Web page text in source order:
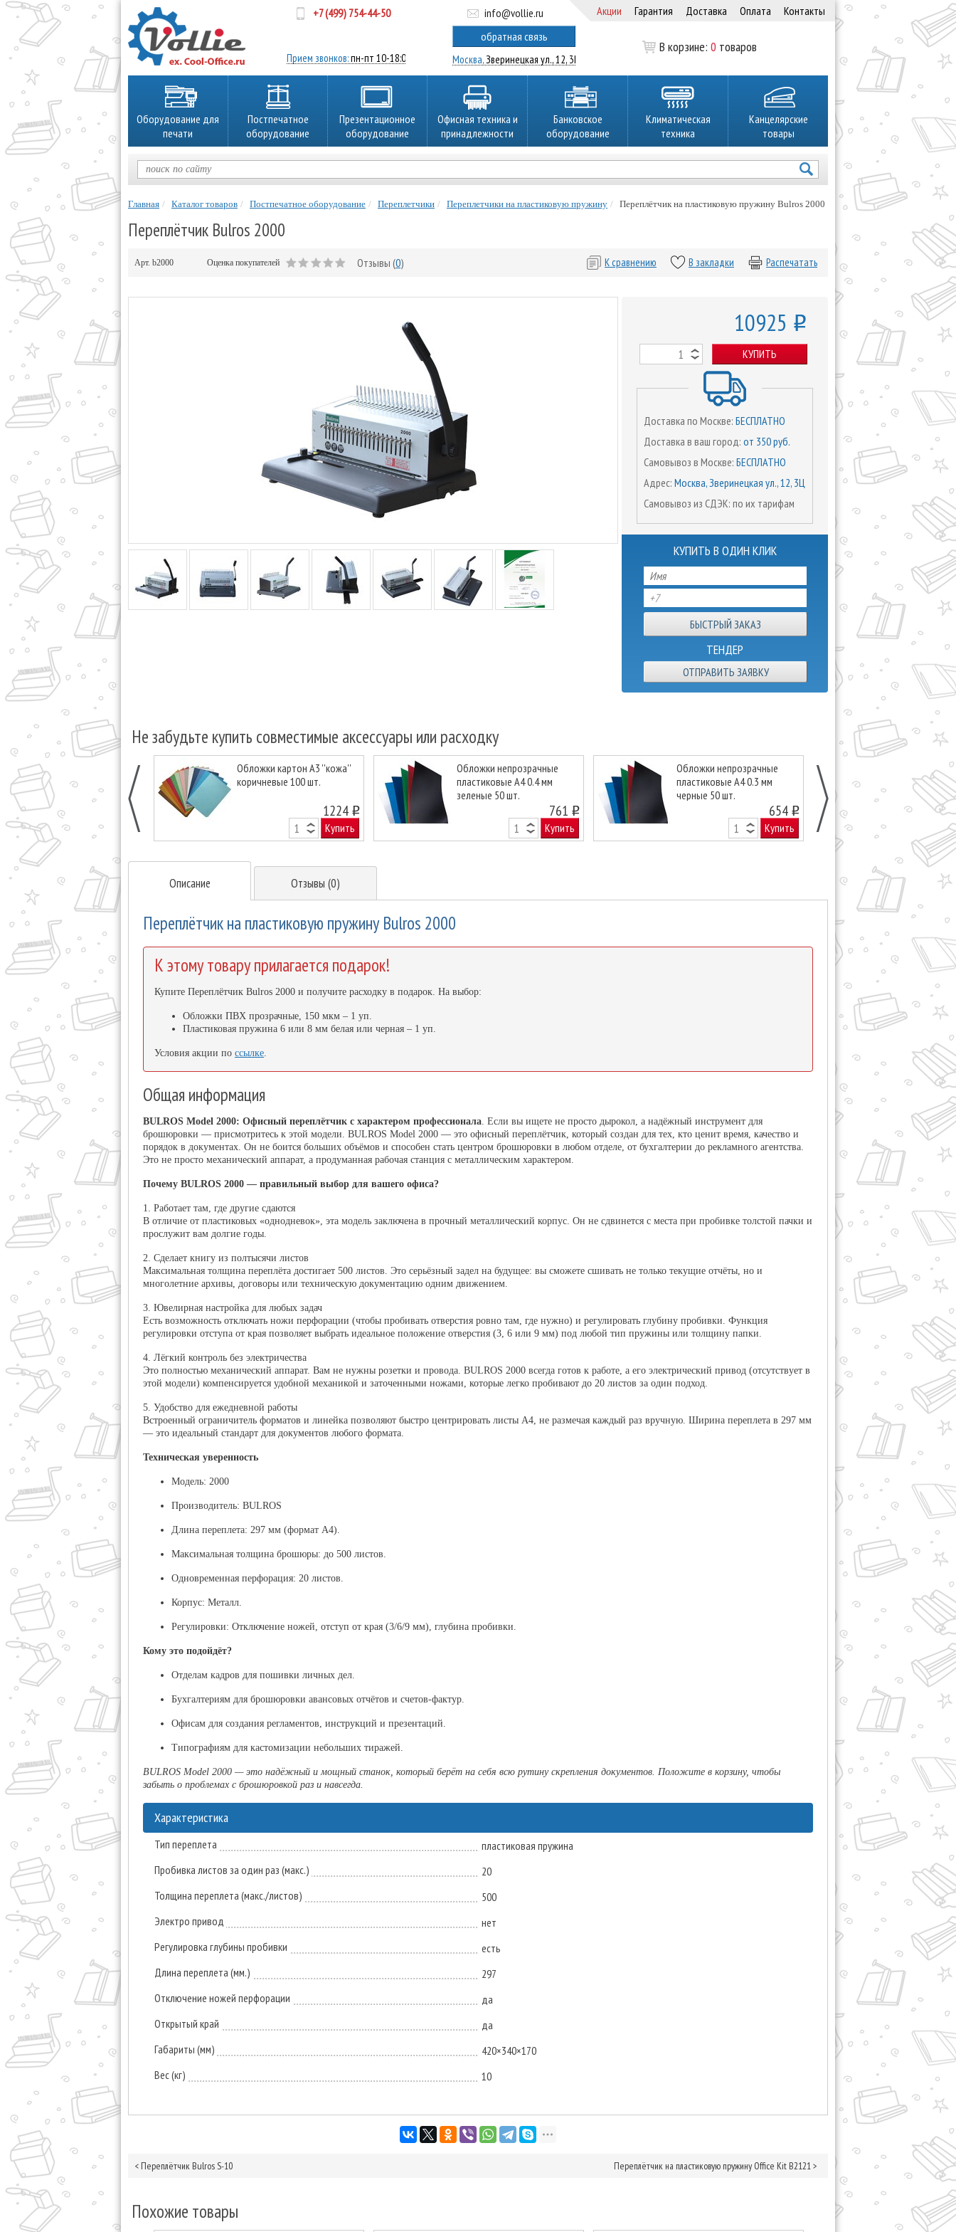
+7 (499) 754-44-50
Прием звонков:пн-пт 10-18:00
info@vollie.ru
обратная связь
Москва,Зверинецкая ул., 12, 3Ц
Акции Гарантия Доставка Оплата Контакты
В корзине:0 товаров
Оборудование для
печати
Постпечатное
оборудование
Презентационное
оборудование
Офисная техника и
принадлежности
Банковское
оборудование
Климатическая
техника
Канцелярские
товары
Главная Каталог товаров Постпечатное оборудование Переплетчики Переплетчики на пластиковую пружину Переплётчик на пластиковую пружину Bulros 2000
Переплётчик Bulros 2000
Арт. b2000 Оценка покупателей Отзывы (0) Распечатать
В закладки
К сравнению
10925 o
КУПИТЬ
Доставка по Москве: БЕСПЛАТНО
Доставка в ваш город: от 350 руб.
Самовывоз в Москве: БЕСПЛАТНО
Адрес: Москва, Зверинецкая ул., 12, 3Ц
Самовывоз из СДЭК: по их тарифам
КУПИТЬ В ОДИН КЛИК
ТЕНДЕР
ОТПРАВИТЬ ЗАЯВКУ
Не забудьте купить совместимые аксессуары или расходку
Обложки картон А3 ''кожа''
коричневые 100 шт.
1224 o
Купить
Обложки непрозрачные
пластиковые А4 0.4 мм
зеленые 50 шт.
761 o
Купить
Обложки непрозрачные
пластиковые А4 0.3 мм
черные 50 шт.
654 o
Купить
50шт.,
Next
Описание Отзывы (0)
Переплётчик на пластиковую пружину Bulros 2000
К этому товару прилагается подарок!
Купите Переплётчик Bulros 2000 и получите расходку в подарок. На выбор:
Обложки ПВХ прозрачные, 150 мкм – 1 уп.
Пластиковая пружина 6 или 8 мм белая или черная – 1 уп.
Условия акции по ссылке.
Общая информация
BULROS Model 2000: Офисный переплётчик с характером профессионала. Если вы ищете не просто дырокол, а надёжный инструмент для
брошюровки — присмотритесь к этой модели. BULROS Model 2000 — это офисный переплётчик, который создан для тех, кто ценит время, качество и
порядок в документах. Он не боится больших объёмов и способен стать центром брошюровки в любом отделе, от бухгалтерии до рекламного агентства.
Это не просто механический аппарат, а продуманная рабочая станция с металлическим характером.
Почему BULROS 2000 — правильный выбор для вашего офиса?
1. Работает там, где другие сдаются
В отличие от пластиковых «однодневок», эта модель заключена в прочный металлический корпус. Он не сдвинется с места при пробивке толстой пачки и
прослужит вам долгие годы.
2. Сделает книгу из полтысячи листов
Максимальная толщина переплёта достигает 500 листов. Это серьёзный задел на будущее: вы сможете сшивать не только текущие отчёты, но и
многолетние архивы, договоры или техническую документацию одним движением.
3. Ювелирная настройка для любых задач
Есть возможность отключать ножи перфорации (чтобы пробивать отверстия ровно там, где нужно) и регулировать глубину пробивки. Функция
регулировки отступа от края позволяет выбрать идеальное положение отверстия (3, 6 или 9 мм) под любой тип пружины или толщину папки.
4. Лёгкий контроль без электричества
Это полностью механический аппарат. Вам не нужны розетки и провода. BULROS 2000 всегда готов к работе, а его электрический привод (отсутствует в
этой модели) компенсируется удобной механикой и заточенными ножами, которые легко пробивают до 20 листов за один подход.
5. Удобство для ежедневной работы
Встроенный ограничитель форматов и линейка позволяют быстро центрировать листы А4, не размечая каждый раз вручную. Ширина переплета в 297 мм
— это идеальный стандарт для документов любого формата.
Техническая уверенность
Модель: 2000
Производитель: BULROS
Длина переплета: 297 мм (формат А4).
Максимальная толщина брошюры: до 500 листов.
Одновременная перфорация: 20 листов.
Корпус: Металл.
Регулировки: Отключение ножей, отступ от края (3/6/9 мм), глубина пробивки.
Кому это подойдёт?
Отделам кадров для пошивки личных дел.
Бухгалтериям для брошюровки авансовых отчётов и счетов-фактур.
Офисам для создания регламентов, инструкций и презентаций.
Типографиям для кастомизации небольших тиражей.
BULROS Model 2000 — это надёжный и мощный станок, который берёт на себя всю рутину скрепления документов. Положите в корзину, чтобы
забыть о проблемах с брошюровкой раз и навсегда.
Характеристика
Тип переплета
пластиковая пружина
Пробивка листов за один раз (макс.)
20
Толщина переплета (макс./листов)
500
Электро привод
нет
Регулировка глубины пробивки
есть
Длина переплета (мм.)
297
Отключение ножей перфорации
да
Открытый край
да
Габариты (мм)
420×340×170
Вес (кг)
10
< Переплётчик Bulros S-10 Переплётчик на пластиковую пружину Office Kit B2121>
Похожие товары